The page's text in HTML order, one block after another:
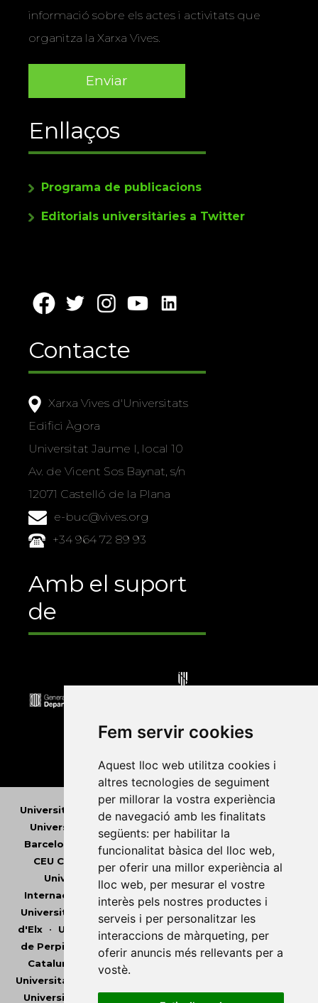
Fem servir cookies
Aquest lloc web utilitza cookies i
altres tecnologies de seguiment
per millorar la vostra experiència
de navegació amb les finalitats
següents: per habilitar la
funcionalitat bàsica del lloc web,
per oferir una millor experiència al
lloc web, per mesurar el vostre
interès pels nostres productes i
serveis i per personalitzar les
interaccions de màrqueting, per
oferir anuncis més rellevants per a
vostè.
informació sobre els actes i activitats que
organitza la Xarxa Vives.
Enllaços
Programa de publicacions
Editorials universitàries a Twitter
Contacte
Xarxa Vives d'Universitats
Edifici Àgora
Universitat Jaume I, local 10
Av. de Vicent Sos Baynat, s/n
12071 Castelló de la Plana
e-buc@vives.org
+34 964 72 89 93
Amb el suport
de
Universitat Abat Oliba CEU • Universitat d'Alacant
Universitat d'Andorra
•
Universitat Autònoma de
Barcelona
Universitat de Barcelona•
Universitat
CEU Cardenal Herrera
Universitat de Girona
•
Universitat de les Illes Balears
Universitat
Internacional de Catalunya
Universitat Jaume I
Universitat de Lleida•
Universitat Miguel Hernández
d'Elx• Universitat Oberta de Catalunya •
de Perpinyà Via Domitia
Universitat Politècnica de
Catalunya
Universitat Politècnica de València
Universitat Pompeu Fabra
Universitat Rovira i Virgili
•